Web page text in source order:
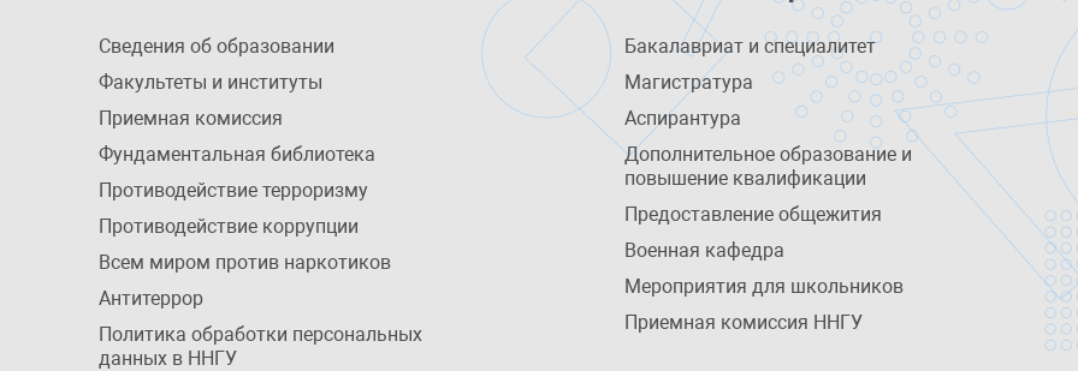
Сведения об образовании
Факультеты и институты
Приемная комиссия
Фундаментальная библиотека
Противодействие терроризму
Противодействие коррупции
Всем миром против наркотиков
Антитеррор
Политика обработки персональных
данных в ННГУ
Бакалавриат и специалитет
Магистратура
Аспирантура
Дополнительное образование и
повышение квалификации
Предоставление общежития
Военная кафедра
Мероприятия для школьников
Приемная комиссия ННГУ